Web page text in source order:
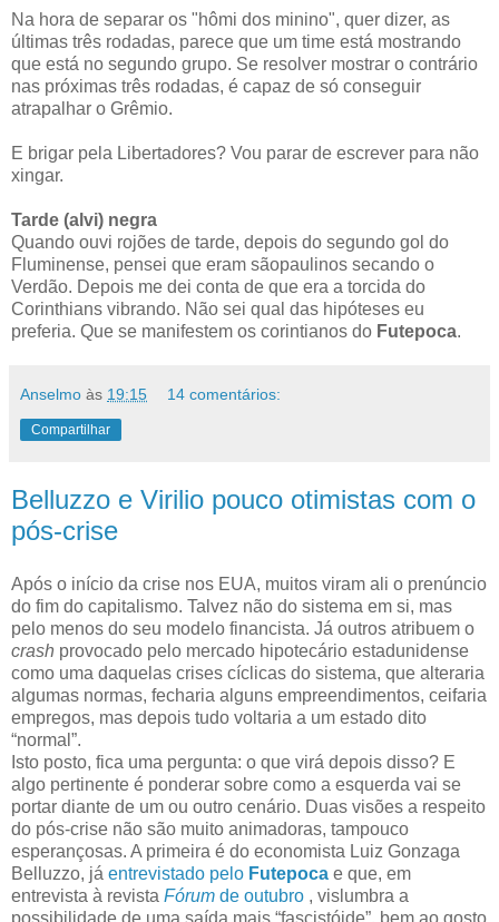
Na hora de separar os "hômi dos minino", quer dizer, as
últimas três rodadas, parece que um time está mostrando
que está no segundo grupo. Se resolver mostrar o contrário
nas próximas três rodadas, é capaz de só conseguir
atrapalhar o Grêmio.
E brigar pela Libertadores? Vou parar de escrever para não
xingar.
Tarde (alvi) negra
Quando ouvi rojões de tarde, depois do segundo gol do
Fluminense, pensei que eram sãopaulinos secando o
Verdão. Depois me dei conta de que era a torcida do
Corinthians vibrando. Não sei qual das hipóteses eu
preferia. Que se manifestem os corintianos do Futepoca.
Anselmo às 19:15 14 comentários:
Compartilhar
Belluzzo e Virilio pouco otimistas com o
pós-crise
Após o início da crise nos EUA, muitos viram ali o prenúncio
do fim do capitalismo. Talvez não do sistema em si, mas
pelo menos do seu modelo financista. Já outros atribuem o
crash provocado pelo mercado hipotecário estadunidense
como uma daquelas crises cíclicas do sistema, que alteraria
algumas normas, fecharia alguns empreendimentos, ceifaria
empregos, mas depois tudo voltaria a um estado dito
“normal”.
Isto posto, fica uma pergunta: o que virá depois disso? E
algo pertinente é ponderar sobre como a esquerda vai se
portar diante de um ou outro cenário. Duas visões a respeito
do pós-crise não são muito animadoras, tampouco
esperançosas. A primeira é do economista Luiz Gonzaga
Belluzzo, já entrevistado pelo Futepoca e que, em
entrevista à revista Fórum de outubro , vislumbra a
possibilidade de uma saída mais “fascistóide”, bem ao gosto